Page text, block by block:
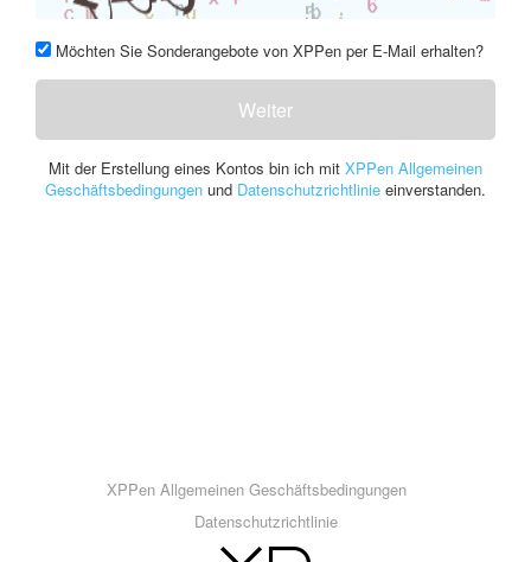
Möchten Sie Sonderangebote von XPPen per E-Mail erhalten?
Weiter
Mit der Erstellung eines Kontos bin ich mit XPPen Allgemeinen
Geschäftsbedingungen und Datenschutzrichtlinie einverstanden.
XPPen Allgemeinen Geschäftsbedingungen
Datenschutzrichtlinie